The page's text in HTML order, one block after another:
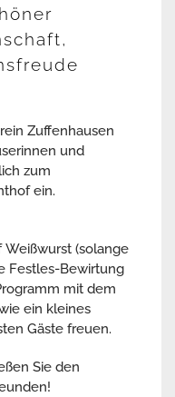
Zuffenhausen
und
zum
ein.
Weißwurst (solange
Festles-Bewirtung
mit dem
ein kleines
Gäste freuen.
Sie den